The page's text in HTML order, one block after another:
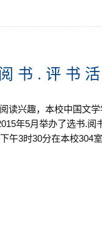
书 . 评 书
读兴趣，本校中国文
年5月举办了选书.阅
午3时30分在本校304